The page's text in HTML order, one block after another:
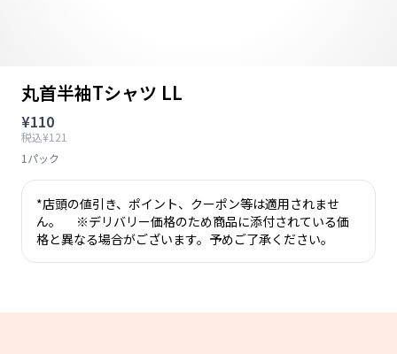
丸首半袖Tシャツ LL
¥110
税込¥121
1パック
*店頭の値引き、ポイント、クーポン等は適用されませ
ん。 ※デリバリー価格のため商品に添付されている価
格と異なる場合がございます。予めご了承ください。